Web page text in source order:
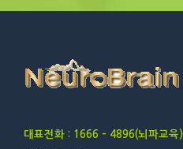
대표전화 : 1666 – 4896(뇌파교육)